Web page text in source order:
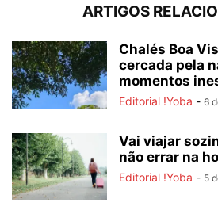
ARTIGOS
Chalés Boa
cercada pela
momentos
Editorial !Yoba - 6
Vai viajar
não errar na
Editorial !Yoba - 5